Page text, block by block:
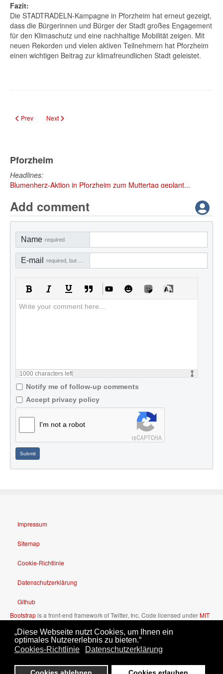
„Diese Webseite nutzt Cookies, um Ihnen ein
optimales Nutzererlebnis zu bieten.“
Cookies-Richtlinie
Datenschutzerklärung
Fazit:
Die STADTRADELN-Kampagne in Pforzheim hat erneut gezeigt,
dass die Bürgerinnen und Bürger der Stadt großes Engagement
für den Klimaschutz und eine nachhaltige Mobilität zeigen. Mit
neuen Rekorden und vielen aktiven Teilnehmern hat Pforzheim
einen wichtigen Beitrag zur klimafreundlichen Stadt geleistet.
Previous article: Rätselbuch rund um Pforzheim – Ein tolles Geschenk für
Prev Next article: Neugestaltung des Spielplatzes in Dillweißenstein:
Next
Pforzheim
Headlines:
Blumenherz-Aktion in Pforzheim zum Muttertag geplant...
Add comment
Name required
E-mail
1000 characters left
Notify me of follow-up comments
Accept privacy policy
I'm not a robot
Submit
Impressum
Sitemap
Cookie-Richtlinie
Datenschutzerklärung
Github
Bootstrapis a front-end framework of Twitter, Inc. Code licensed underMIT
Font Awesomefont licensed underSIL OFL 1.1.